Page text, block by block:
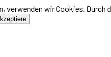
wir Cookies.